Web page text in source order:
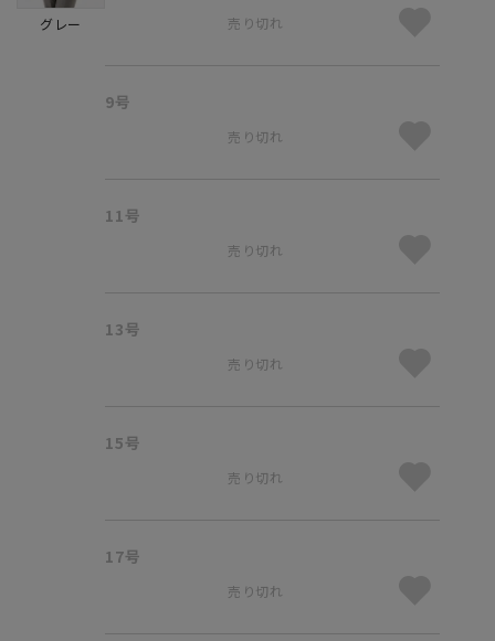
グレー 売り切れ
9号
売り切れ
11号
売り切れ
13号
売り切れ
15号
売り切れ
17号
売り切れ